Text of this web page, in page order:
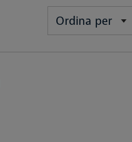
Ordina per